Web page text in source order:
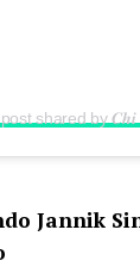
post shared by
Jannik